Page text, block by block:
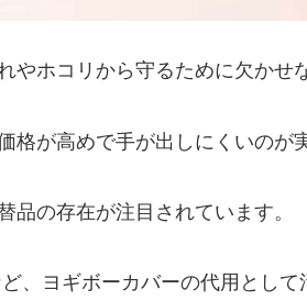
ホコリから守るために欠かせ
格が高めで手が出しにくいのが
品の存在が注目されています。
、ヨギボーカバーの代用として